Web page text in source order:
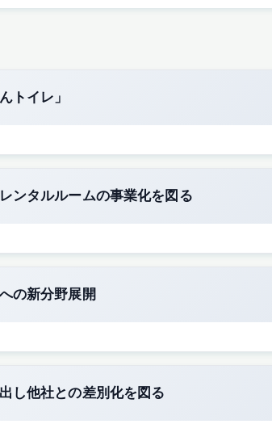
トイレ」
ンタルルームの事業化を図る
の新分野展開
し他社との差別化を図る